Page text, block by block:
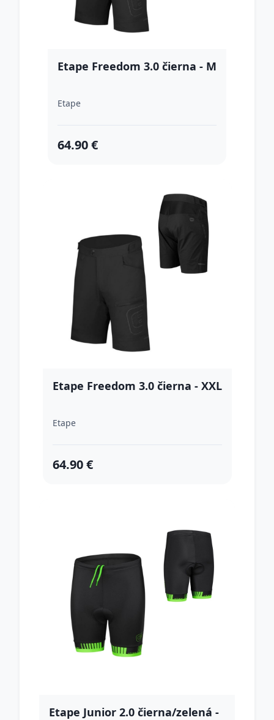
Etape Freedom 3.0 čierna - M
Etape
64.90 €
Etape Freedom 3.0 čierna - XXL
Etape
64.90 €
Etape Junior 2.0 čierna/zelená -